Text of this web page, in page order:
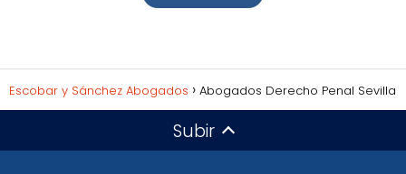
Escobar y Sánchez Abogados Abogados Derecho Penal Sevilla
Subir